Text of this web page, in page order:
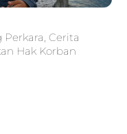
Cerita
Hak Korban